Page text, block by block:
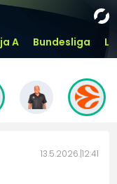
A Bundesliga
13.5.2026. 12:41